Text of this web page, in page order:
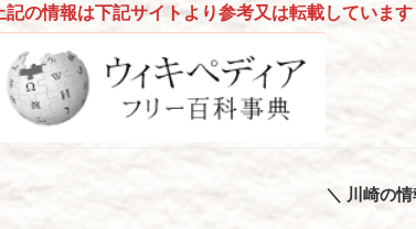
記の情報は下記サイトより参考又は転載しています
＼ 川崎の